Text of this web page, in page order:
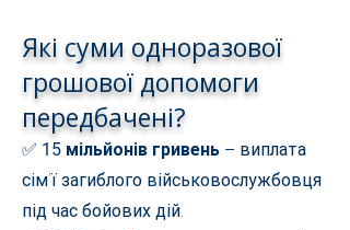
Які суми одноразової
грошової допомоги
передбачені?
✅ 15 мільйонів гривень – виплата
сім’ї загиблого військовослужбовця
під час бойових дій.